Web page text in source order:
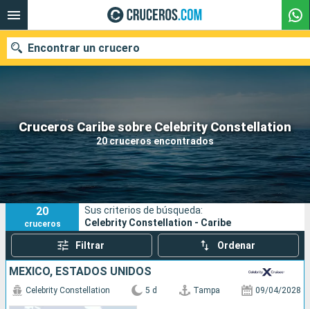
Cruceros Caribe sobre Celebrity Constellation
20 cruceros encontrados
Encontrar un crucero
Nuestros destinos
Fecha de salida
Puertos Compañías
Buscar
20
cruceros
Sus criterios de búsqueda:
Celebrity Constellation - Caribe
Filtrar Ordenar
MÉXICO, ESTADOS UNIDOS
Celebrity Constellation 5 d Tampa 09/04/2028